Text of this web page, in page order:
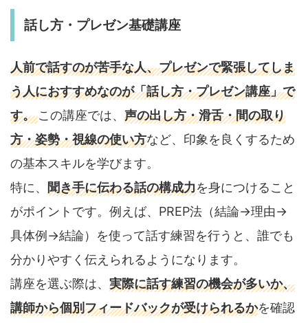
話し方・プレゼン基礎講座
人前で話すのが苦手な人、プレゼンで緊張してしま
う人におすすめなのが「話し方・プレゼン講座」で
す。この講座では、 声の出し方・滑舌・間の取り
方・姿勢・視線の使い方など、印象を良くするため
の基本スキルを学びます。
特に、 聞き手に伝わる話の構成力を身につけること
がポイントです。例えば、PREP法（結論→理由→
具体例→結論）を使って話す練習を行うと、誰でも
分かりやすく伝えられるようになります。
講座を選ぶ際は、 実際に話す練習の機会が多いか、
講師から個別フィードバックが受けられるかを確認